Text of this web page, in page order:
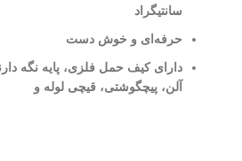
سانتیگراد
حرفه‌ای و خوش دست
دارای کیف حمل فلزی، پایه نگه
آلن، پیچگوشتی، قیچی لوله و